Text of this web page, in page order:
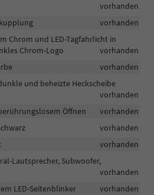
vorhanden
vorhanden
Chrom und LED-Tagfahrlicht in
Chrom-Logo
vorhanden
vorhanden
und beheizte Heckscheibe
vorhanden
Öffnen
vorhanden
vorhanden
vorhanden
Lautsprecher, Subwoofer,
vorhanden
LED-Seitenblinker
vorhanden